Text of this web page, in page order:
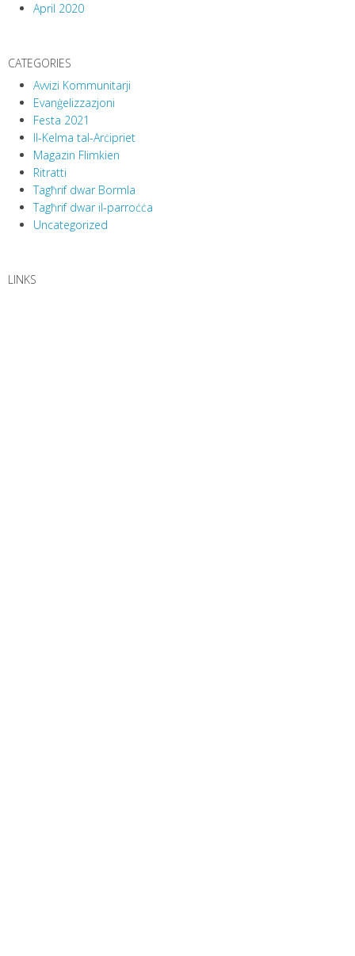
April 2020
CATEGORIES
Avvizi Kommunitarji
Evanġelizzazjoni
Festa 2021
Il-Kelma tal-Arċipriet
Magazin Flimkien
Ritratti
Tagħrif dwar Bormla
Tagħrif dwar il-parroċċa
Uncategorized
LINKS